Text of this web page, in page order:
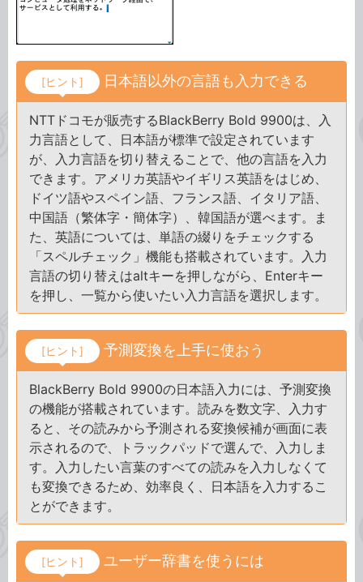
[ヒント] 日本語以外の言語も入力できる
NTTドコモが販売するBlackBerry Bold 9900は、入
力言語として、日本語が標準で設定されています
が、入力言語を切り替えることで、他の言語を入力
できます。アメリカ英語やイギリス英語をはじめ、
ドイツ語やスペイン語、フランス語、イタリア語、
中国語（繁体字・簡体字）、韓国語が選べます。ま
た、英語については、単語の綴りをチェックする
「スペルチェック」機能も搭載されています。入力
言語の切り替えはaltキーを押しながら、Enterキー
を押し、一覧から使いたい入力言語を選択します。
[ヒント] 予測変換を上手に使おう
BlackBerry Bold 9900の日本語入力には、予測変換
の機能が搭載されています。読みを数文字、入力す
ると、その読みから予測される変換候補が画面に表
示されるので、トラックパッドで選んで、入力しま
す。入力したい言葉のすべての読みを入力しなくて
も変換できるため、効率良く、日本語を入力するこ
とができます。
[ヒント] ユーザー辞書を使うには